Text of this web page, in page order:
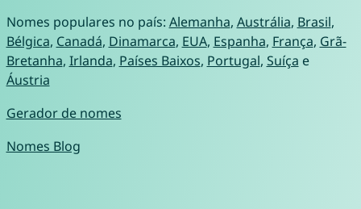
Nomes populares no país: Alemanha, Austrália, Brasil,
Bélgica, Canadá, Dinamarca, EUA, Espanha, França, Grã-
Bretanha, Irlanda, Países Baixos, Portugal, Suíça e
Áustria
Gerador de nomes
Nomes Blog